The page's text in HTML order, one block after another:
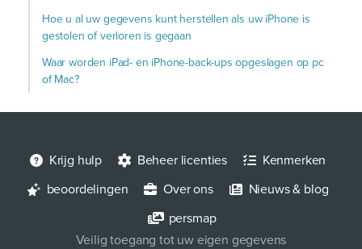
Hoe u al uw gegevens kunt herstellen als uw iPhone is
gestolen of verloren is gegaan
Waar worden iPad- en iPhone-back-ups opgeslagen op pc
of Mac?
Krijg hulp Beheer licenties
Kenmerken
beoordelingen
Over ons
Nieuws & blog
persmap
Veilig toegang tot uw eigen gegevens